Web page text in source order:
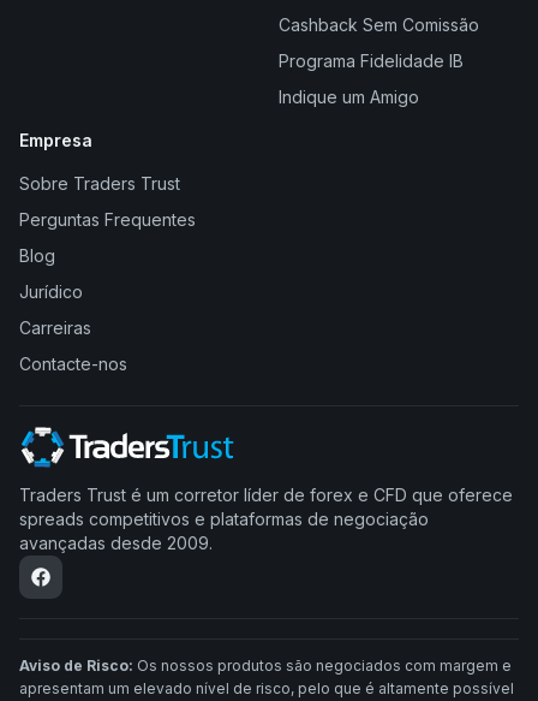
Cashback Sem Comissão
Programa Fidelidade IB
Indique um Amigo
Empresa
Sobre Traders Trust
Perguntas Frequentes
Blog
Jurídico
Carreiras
Contacte-nos
Traders Trust é um corretor líder de forex e CFD que oferece
spreads competitivos e plataformas de negociação
avançadas desde 2009.
Aviso de Risco: Os nossos produtos são negociados com margem e
apresentam um elevado nível de risco, pelo que é altamente possível